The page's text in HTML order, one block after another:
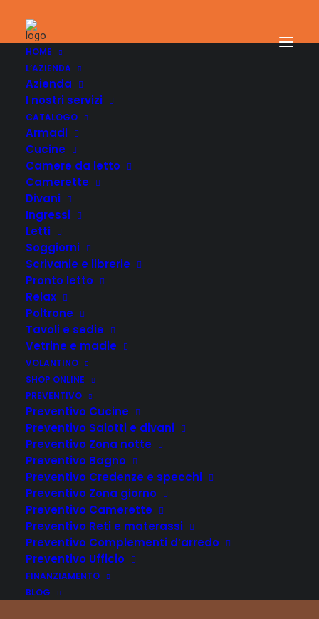
HOME
L’AZIENDA
Azienda
I nostri servizi
CATALOGO
Armadi
Cucine
Camere da letto
Camerette
Divani
Ingressi
Letti
Soggiorni
Scrivanie e librerie
Pronto letto
Relax
Poltrone
Tavoli e sedie
Vetrine e madie
VOLANTINO
SHOP ONLINE
PREVENTIVO
Preventivo Cucine
Preventivo Salotti e divani
Preventivo Zona notte
Preventivo Bagno
Preventivo Credenze e specchi
Preventivo Zona giorno
Preventivo Camerette
Preventivo Reti e materassi
Preventivo Complementi d’arredo
Preventivo Ufficio
FINANZIAMENTO
BLOG